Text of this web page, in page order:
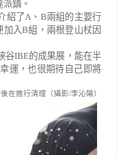
鎮。
紹了A 、 B兩組的主要行
加入B組，兩根登山杖因
谷IBE的成果展，能在半
運，也很期待自己即將
在進行清理（攝影/李沁陽）